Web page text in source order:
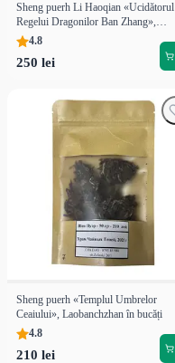
Sheng puerh Li Haoqian «Ucidătorul
Regelui Dragonilor Ban Zhang»,
Kunming
4.8
250 lei
Sheng puerh «Templul Umbrelor
Ceaiului», Laobanchzhan în bucăți
4.8
210 lei